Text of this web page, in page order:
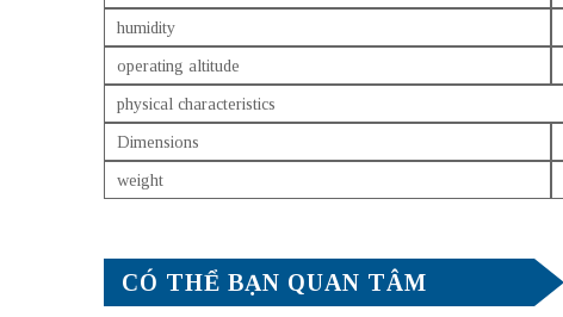
humidity
operating altitude
physical characteristics
Dimensions
weight
CÓ THỂ BẠN QUAN TÂM